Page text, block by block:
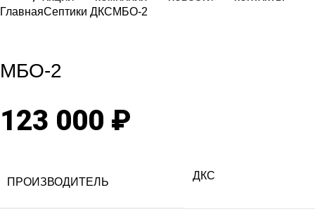
ГлавнаяСептики ДКСМБО-2
МБО-2
123 000 ₽
ПРОИЗВОДИТЕЛЬ
ДКС